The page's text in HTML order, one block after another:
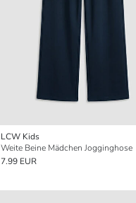
LCW Kids
Weite Beine Mädchen Jogginghose
7.99 EUR